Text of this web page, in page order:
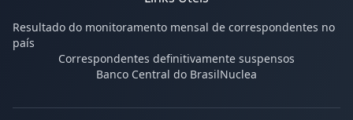
Resultado do monitoramento mensal de correspondentes no
país
Correspondentes definitivamente suspensos
Banco Central do BrasilNuclea